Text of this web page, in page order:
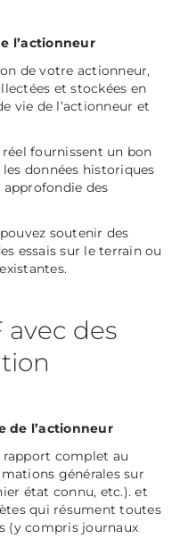
l’actionneur
de votre actionneur,
et stockées en
vie de l’actionneur et
fournissent un bon
données historiques
des
soutenir des
essais sur le terrain ou
avec des
de l’actionneur
rapport complet au
générales sur
état connu, etc.). et
qui résument toutes
(y compris journaux